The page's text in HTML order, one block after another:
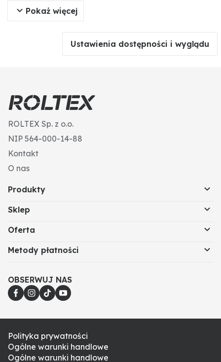
40 zębów
Pokaż więcej
Ustawienia dostępności i wyglądu
ROLTEX Sp. z o.o.
NIP 564-000-14-88
Kontakt
O nas
Produkty
Sklep
Oferta
Metody płatności
OBSERWUJ NAS
Polityka prywatności
Ogólne warunki handlowe
Ogólne warunki handlowe